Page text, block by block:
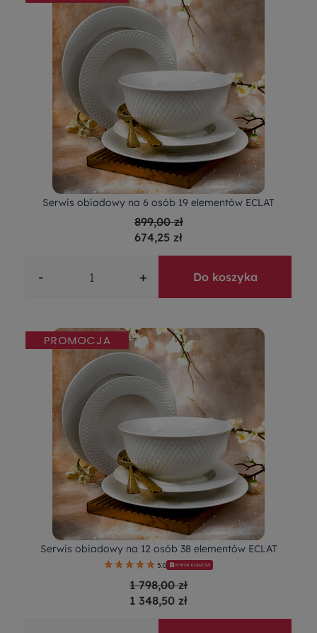
Serwis obiadowy na 6 osób 19 elementów ECLAT
899,00 zł
674,25 zł
- + Do koszyka
Serwis obiadowy na 12 osób 38 elementów ECLAT
5.0 WYBÓR KLIENTÓW
1 798,00 zł
1 348,50 zł